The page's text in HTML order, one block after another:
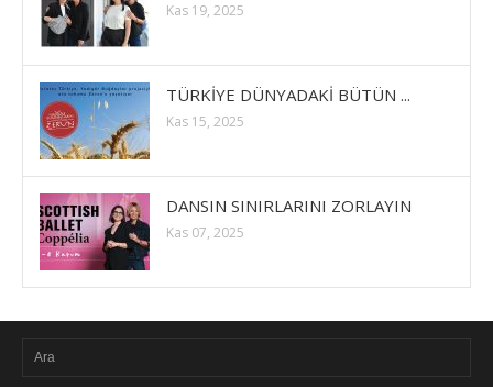
Kas 19, 2025
TÜRKİYE DÜNYADAKİ BÜTÜN ...
Kas 15, 2025
DANSIN SINIRLARINI ZORLAYIN
Kas 07, 2025